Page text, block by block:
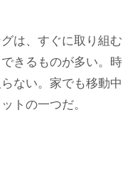
は、すぐに取り組む
きるものが多い。時
ない。家でも移動中
トの一つだ。